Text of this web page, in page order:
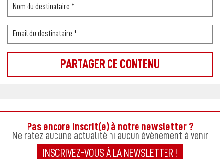
Pas encore inscrit(e) à notre newsletter ?
Ne ratez aucune actualité ni aucun événement à venir
INSCRIVEZ-VOUS À LA NEWSLETTER !